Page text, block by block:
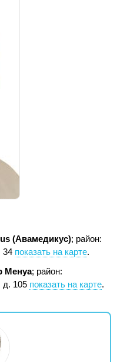
(Авамедикус); район:
34 показать на карте.
Менуа; район:
д. 105 показать на карте.